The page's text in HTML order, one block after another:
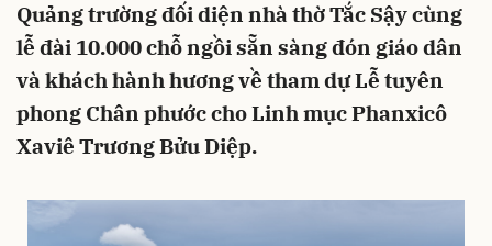
Quảng trường đối diện nhà thờ Tắc Sậy cùng
lễ đài 10.000 chỗ ngồi sẵn sàng đón giáo dân
và khách hành hương về tham dự Lễ tuyên
phong Chân phước cho Linh mục Phanxicô
Xaviê Trương Bửu Diệp.